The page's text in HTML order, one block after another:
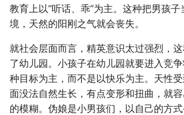
教育上以“听话、乖”为主。这种把男孩
境，天然的阳刚之气就会丧失。
就社会层面而言，精英意识太过强烈，
了幼儿园。小孩子在幼儿园就要进入竞
种目标为主，而不是以快乐为主。天性
面没法自然生长，有点变形和扭曲，就
的模糊。伪娘是小男孩们，以自己的方